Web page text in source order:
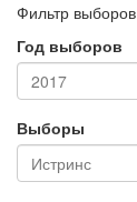
Фильтр выборов
Год выборов
Выборы